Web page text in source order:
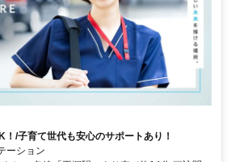
/子育て世代も安心のサポートあり！
ーション